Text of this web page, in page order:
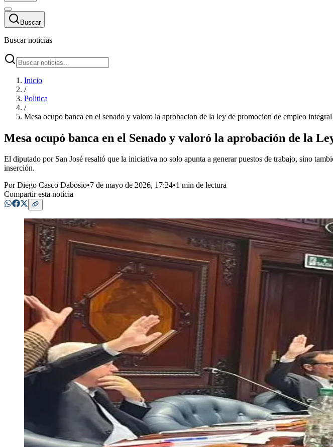
Buscar
Buscar noticias
Inicio
/
Politica
/
Mesa ocupo banca en el senado y valoro la aprobacion de la ley de promocion de empleo integral
Mesa ocupó banca en el Senado y valoró la aprobación de la
El diputado por San José resaltó que la iniciativa no solo apunta a generar puestos de trabajo, sino
inserción.
PorDiego Casco Dabosio•7 de mayo de 2026, 17:24•1 min de lectura
Compartir esta noticia